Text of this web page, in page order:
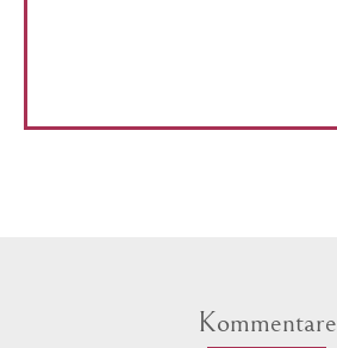
Kommentare